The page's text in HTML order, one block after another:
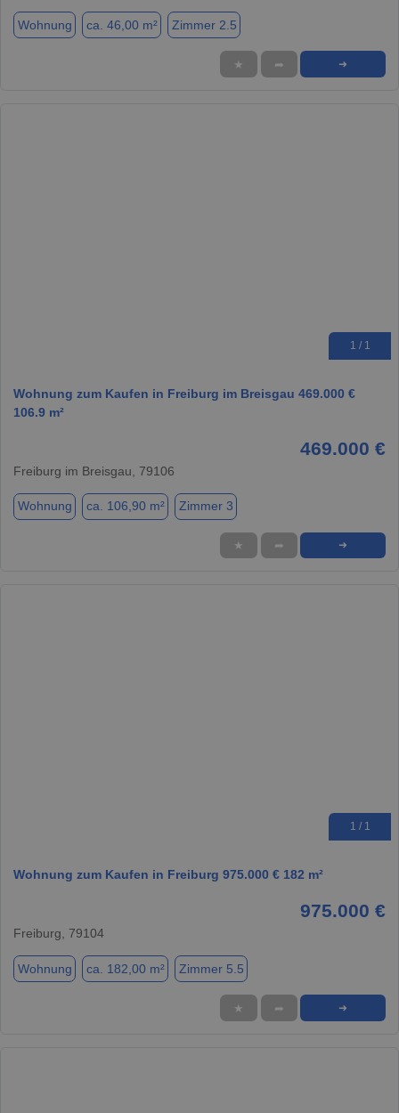
Wohnung ca. 46,00 m² Zimmer 2.5
★ ➦ ➜
1 / 1
Wohnung zum Kaufen in Freiburg im Breisgau 469.000 €
106.9 m²
469.000 €
Freiburg im Breisgau, 79106
Wohnung ca. 106,90 m² Zimmer 3
★ ➦ ➜
1 / 1
Wohnung zum Kaufen in Freiburg 975.000 € 182 m²
975.000 €
Freiburg, 79104
Wohnung ca. 182,00 m² Zimmer 5.5
★ ➦ ➜